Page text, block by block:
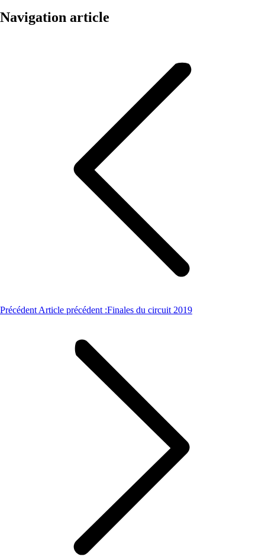
Navigation article
Précédent Article précédent :Finales du circuit 2019